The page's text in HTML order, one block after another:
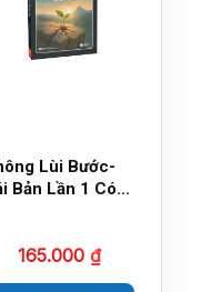
Lùi Bước-
Bản Lần 1 Có
165.000 ₫